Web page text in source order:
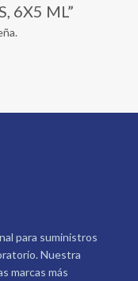
6X5 ML”
para suministros
Nuestra
marcas más